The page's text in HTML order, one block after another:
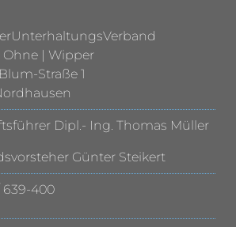
Ohne | Wipper
Straße 1
Dipl.- Ing. Thomas Müller
Günter Steikert
639-400